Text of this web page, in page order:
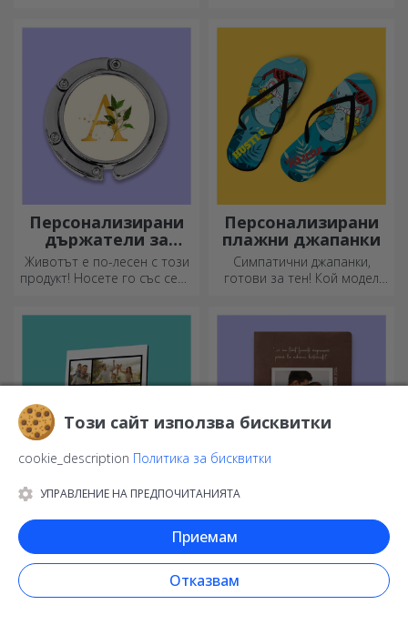
Персонализирани
държатели за
чанти за маса
Животът е по-лесен с този
продукт! Носете го със себе
Персонализирани
плажни джапанки
Симпатични джапанки,
готови за тен! Кой модел
фоторамки
Любимите ви снимки могат
да бъдат изложени на видно
персонализирани
кожени дневници в
Идеи, планове или мисли?
Запишете ги всички в
персонализиран дневник и
съхранявайте всичките си
Този сайт използва бисквитки
cookie_description Политика за бисквитки
УПРАВЛЕНИЕ НА ПРЕДПОЧИТАНИЯТА
Приемам
Отказвам